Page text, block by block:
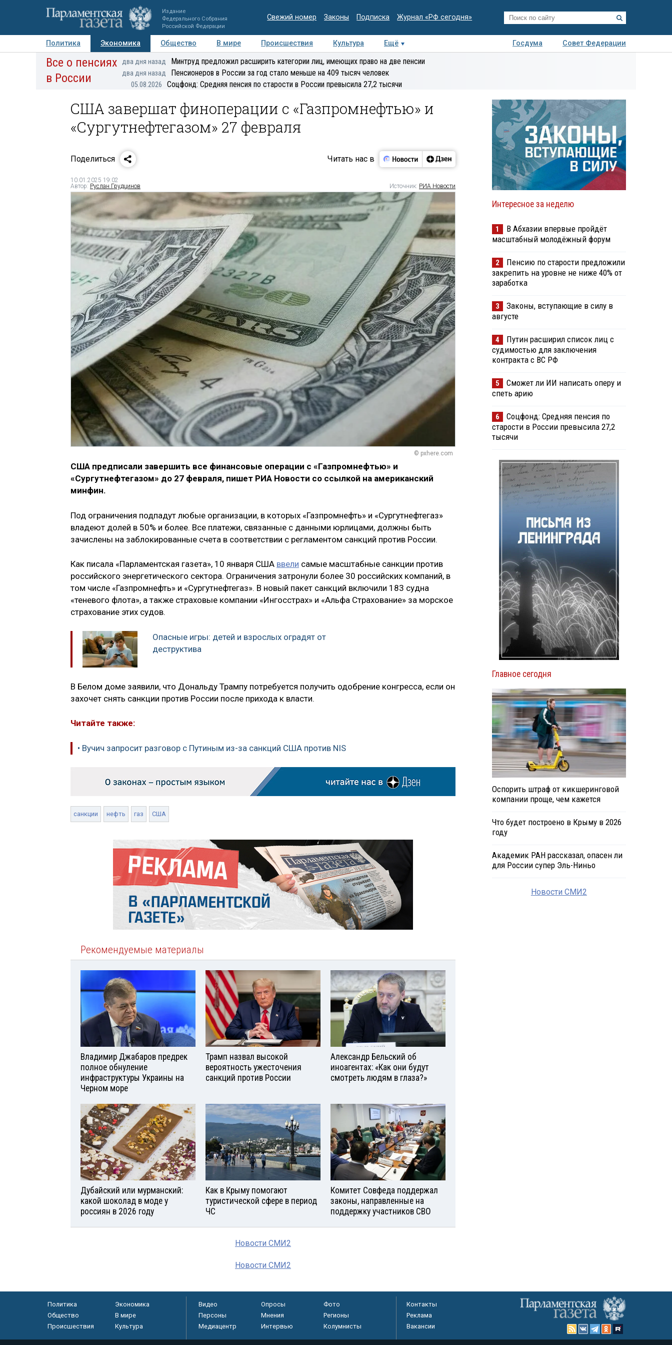
Издание
Федерального Собрания
Российской Федерации
Свежий номер Законы Подписка Журнал «РФ сегодня»
Политика Экономика Общество В мире Происшествия Культура Ещё Госдума
Совет Федерации
Авторы Персоны Мнения Регионы Медиацентр Интервью Колумнисты
Деловая
Все о пенсиях
в России
два дня назад Минтруд предложил расширить категории лиц, имеющих право на две пенсии
два дня назад Пенсионеров в России за год стало меньше на 409 тысяч человек
05.08.2026 Соцфонд: Средняя пенсия по старости в России превысила 27,2 тысячи
США завершат финоперации с «Газпромнефтью» и
«Сургутнефтегазом» 27 февраля
Поделиться Читать нас в
10.01.2025 19:02
Автор: Руслан Грудцинов Источник: РИА Новости
© pxhere.com
США предписали завершить все финансовые операции с «Газпромнефтью» и
«Сургутнефтегазом» до 27 февраля, пишет РИА Новости со ссылкой на американский
минфин.
Под ограничения подпадут любые организации, в которых «Газпромнефть» и «Сургутнефтегаз»
владеют долей в 50% и более. Все платежи, связанные с данными юрлицами, должны быть
зачислены на заблокированные счета в соответствии с регламентом санкций против России.
Как писала «Парламентская газета», 10 января США ввели самые масштабные санкции против
российского энергетического сектора. Ограничения затронули более 30 российских компаний, в
том числе «Газпромнефть» и «Сургутнефтегаз». В новый пакет санкций включили 183 судна
«теневого флота», а также страховые компании «Ингосстрах» и «Альфа Страхование» за морское
страхование этих судов.
Опасные игры: детей и взрослых оградят от
деструктива
В Белом доме заявили, что Дональду Трампу потребуется получить одобрение конгресса, если он
захочет снять санкции против России после прихода к власти.
Читайте также:
• Вучич запросит разговор с Путиным из-за санкций США против NIS
санкции нефть газ США
Рекомендуемые материалы
Владимир Джабаров предрек
полное обнуление
инфраструктуры Украины на
Черном море
Трамп назвал высокой
вероятность ужесточения
санкций против России
Александр Бельский об
иноагентах: «Как они будут
смотреть людям в глаза?»
Дубайский или мурманский:
какой шоколад в моде у
россиян в 2026 году
Как в Крыму помогают
туристической сфере в период
ЧС
Комитет Совфеда поддержал
законы, направленные на
поддержку участников СВО
Новости СМИ2
Новости СМИ2
Интересное за неделю
1
В Абхазии впервые пройдёт
масштабный молодёжный форум
2
Пенсию по старости предложили
закрепить на уровне не ниже 40% от
заработка
3
Законы, вступающие в силу в
августе
4
Путин расширил список лиц с
судимостью для заключения
контракта с ВС РФ
5
Сможет ли ИИ написать оперу и
спеть арию
6
Соцфонд: Средняя пенсия по
старости в России превысила 27,2
тысячи
Главное сегодня
Оспорить штраф от кикшеринговой
компании проще, чем кажется
Что будет построено в Крыму в 2026
году
Академик РАН рассказал, опасен ли
для России супер Эль-Ниньо
Новости СМИ2
Политика
Экономика
Общество
В мире
Происшествия
Культура
Видео Опросы
Фото
Персоны
Мнения
Регионы
Медиацентр
Интервью Колумнисты
Контакты
Реклама
Вакансии